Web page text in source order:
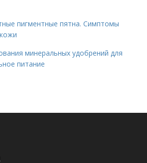
пигментные пятна. Симптомы
минеральных удобрений для
питание